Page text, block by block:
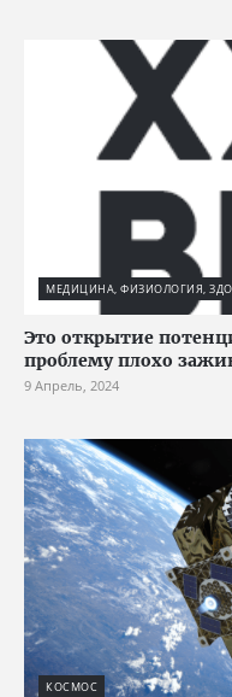
МЕДИЦИНА, ФИЗИОЛОГИЯ,
Это открытие
проблему плохо
9 Апрель, 2024
КОСМОС